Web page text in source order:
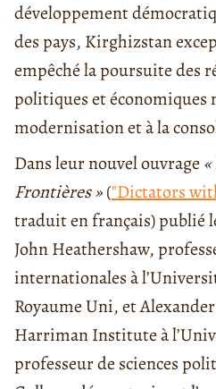
développement
des pays, Kirghizstan
empêché la poursuite des
politiques et économiques
modernisation et à la
Dans leur nouvel ouvrage
Frontières »("Dictators
traduit en français) publié
John Heathershaw,
internationales à
Royaume Uni, et
Harriman Institute à
professeur de sciences